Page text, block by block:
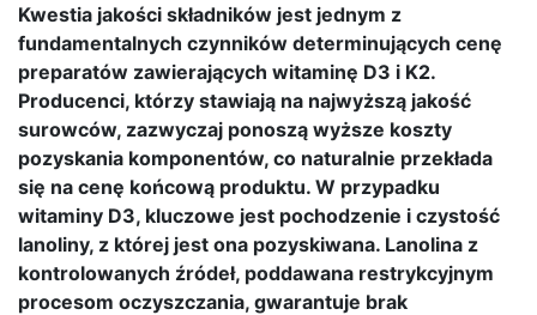
Kwestia jakości składników jest jednym z
fundamentalnych czynników determinujących cenę
preparatów zawierających witaminę D3 i K2.
Producenci, którzy stawiają na najwyższą jakość
surowców, zazwyczaj ponoszą wyższe koszty
pozyskania komponentów, co naturalnie przekłada
się na cenę końcową produktu. W przypadku
witaminy D3, kluczowe jest pochodzenie i czystość
lanoliny, z której jest ona pozyskiwana. Lanolina z
kontrolowanych źródeł, poddawana restrykcyjnym
procesom oczyszczania, gwarantuje brak